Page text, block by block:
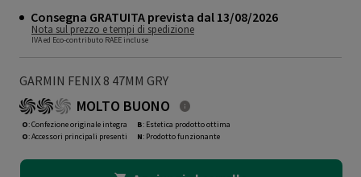
Consegna GRATUITA prevista dal 13/08/2026
Nota sul prezzo e tempi di spedizione
IVA ed Eco-contributo RAEE incluse
GARMIN FENIX 8 47MM GRY
MOLTO BUONO
O: Confezione originale integra
O: Accessori principali presenti
B: Estetica prodotto ottima
N: Prodotto funzionante